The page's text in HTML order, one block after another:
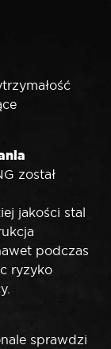
został
jakości stal
podczas
ryzyko
sprawdzi